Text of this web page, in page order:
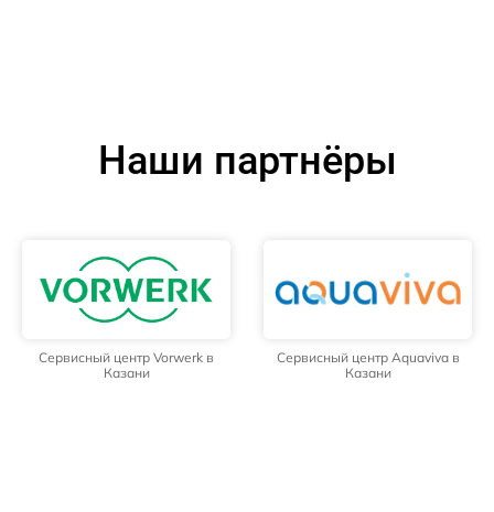
Наши партнёры
Сервисный центр Vorwerk в
Казани
Сервисный центр Aquaviva в
Казани